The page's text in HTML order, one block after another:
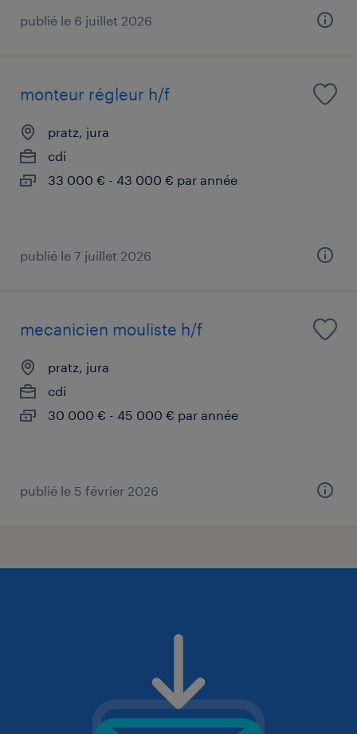
publié le 6 juillet 2026
monteur régleur h/f
pratz, jura
cdi
33 000 € - 43 000 € par année
publié le 7 juillet 2026
mecanicien mouliste h/f
pratz, jura
cdi
30 000 € - 45 000 € par année
publié le 5 février 2026